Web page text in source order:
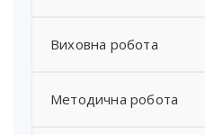
Виховна робота
Методична робота